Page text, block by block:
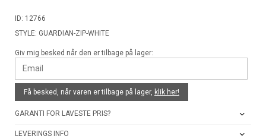
ID: 12766
STYLE: GUARDIAN-ZIP-WHITE
Giv mig besked når den er tilbage på lager:
Få besked, når varen er tilbage på lager, klik her!
GARANTI FOR LAVESTE PRIS?
LEVERINGS INFO